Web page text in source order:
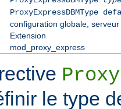
ProxyExpressDBMType
configuration globale, serveur
Extension
mod_proxy_express
le type